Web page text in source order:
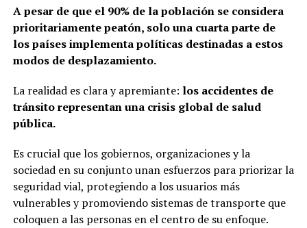
A pesar de que el 90% de la población se considera
prioritariamente peatón, solo una cuarta parte de
los países implementa políticas destinadas a estos
modos de desplazamiento.
La realidad es clara y apremiante: los accidentes de
tránsito representan una crisis global de salud
pública.
Es crucial que los gobiernos, organizaciones y la
sociedad en su conjunto unan esfuerzos para priorizar la
seguridad vial, protegiendo a los usuarios más
vulnerables y promoviendo sistemas de transporte que
coloquen a las personas en el centro de su enfoque.